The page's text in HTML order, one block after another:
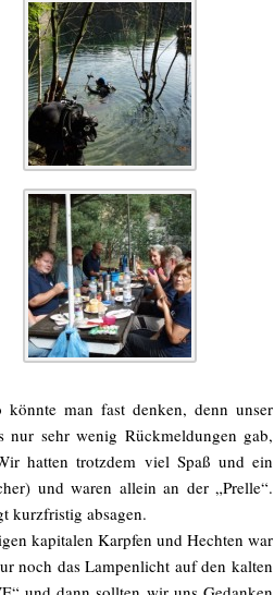
man fast denken, denn unser
nur sehr wenig Rückmeldungen gab,
hatten trotzdem viel Spaß und ein
und waren allein an der „Prelle“.
kurzfristig absagen.
kapitalen Karpfen und Hechten war
noch das Lampenlicht auf den kalten